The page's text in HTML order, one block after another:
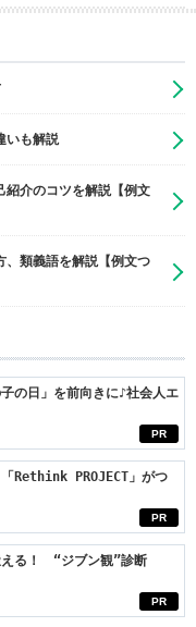
いも解説
紹介のコツを解説【例文
、類義語を解説【例文つ
PR
の日」を前向きに♪社会人エ
PR
Rethink PROJECT」がつ
PR
える！ “ジブン観”診断